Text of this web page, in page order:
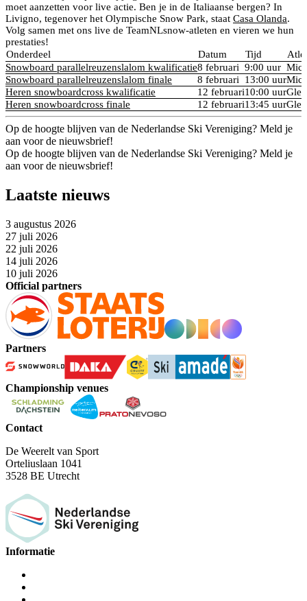
moet aanzetten voor live actie. Ben je in de Italiaanse bergen? In
Livigno, tegenover het Olympische Snow Park, staat Casa Olanda.
Volg samen met ons live de TeamNLsnow-atleten en vieren we hun
prestaties!
Onderdeel
Datum Tijd
Snowboard parallelreuzenslalom kwalificatie8 februari 9:00 uur
Snowboard parallelreuzenslalom finale
8 februari 13:00 uur
Heren snowboardcross kwalificatie
12 februari10:00 uur
Heren snowboardcross finale
12 februari13:45 uur
Op de hoogte blijven van de Nederlandse Ski Vereniging? Meld je
aan voor de nieuwsbrief!
Op de hoogte blijven van de Nederlandse Ski Vereniging? Meld je
aan voor de nieuwsbrief!
Laatste nieuws
3 augustus 2026
27 juli 2026
22 juli 2026
14 juli 2026
10 juli 2026
Official partners
Partners
Championship venues
Contact
De Weerelt van Sport
Orteliuslaan 1041
3528 BE Utrecht
Informatie